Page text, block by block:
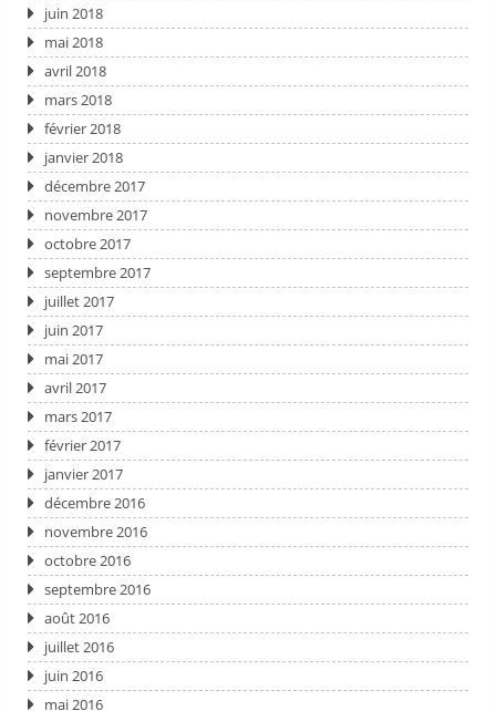
juin 2018
mai 2018
avril 2018
mars 2018
février 2018
janvier 2018
décembre 2017
novembre 2017
octobre 2017
septembre 2017
juillet 2017
juin 2017
mai 2017
avril 2017
mars 2017
février 2017
janvier 2017
décembre 2016
novembre 2016
octobre 2016
septembre 2016
août 2016
juillet 2016
juin 2016
mai 2016